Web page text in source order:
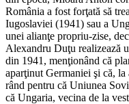
România a fost forţată să
Iugoslaviei (1941) sau a
unei alianţe propriu-zise,
Alexandru Duţu realizează
din 1941, menţionând că
aparţinut Germaniei şi că,
rând pentru că Uniunea
că Ungaria, vecina de la